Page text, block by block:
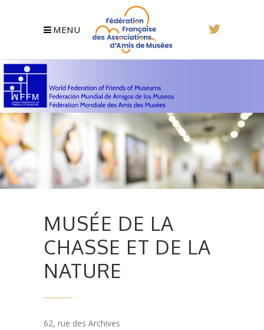
MENU
MUSÉE DE LA
CHASSE ET DE LA
NATURE
62, rue des Archives